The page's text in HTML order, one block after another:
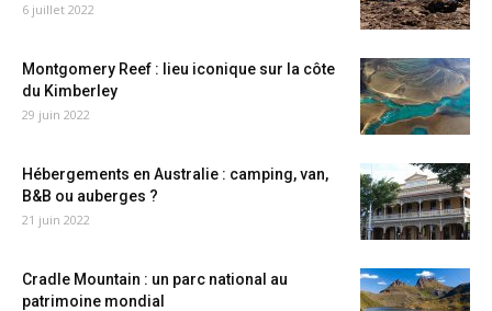
6 juillet 2022
Montgomery Reef : lieu iconique sur la côte
du Kimberley
29 juin 2022
Hébergements en Australie : camping, van,
B&B ou auberges ?
21 juin 2022
Cradle Mountain : un parc national au
patrimoine mondial